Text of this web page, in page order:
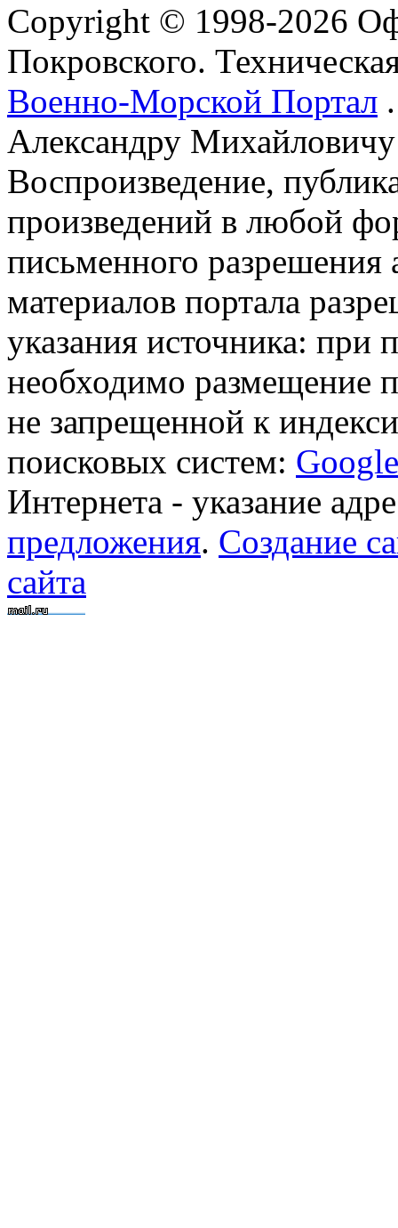
Copyright © 1998-2026
Покровского.
Военно-Морской Портал
Александру
Воспроизведение,
произведений в любой
письменного разрешения
материалов портала
указания источника: при
необходимо размещение
не запрещенной к
поисковых систем: Google
Интернета - указание
предложения. Создание
сайта